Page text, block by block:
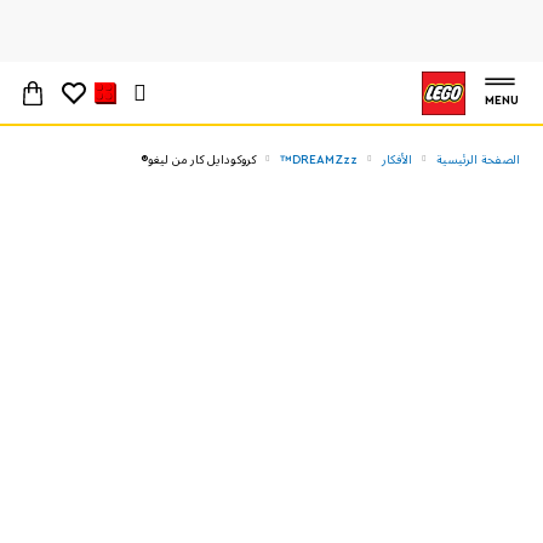
MENU
الصفحة الرئيسية الأفكار DREAMZzz™ كروكودايل كار من ليغو®